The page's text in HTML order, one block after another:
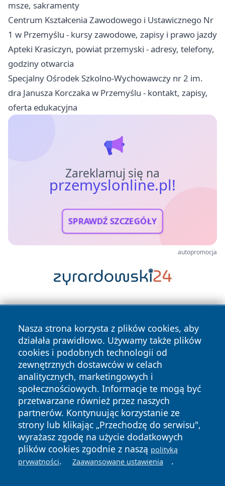
msze, sakramenty
Centrum Kształcenia Zawodowego i Ustawicznego Nr
1 w Przemyślu - kursy zawodowe, zapisy i prawo jazdy
Apteki Krasiczyn, powiat przemyski - adresy, telefony,
godziny otwarcia
Specjalny Ośrodek Szkolno-Wychowawczy nr 2 im.
dra Janusza Korczaka w Przemyślu - kontakt, zapisy,
oferta edukacyjna
Zareklamuj się na
przemyslonline.pl!
SPRAWDŹ SZCZEGÓŁY
autopromocja
Nasza strona korzysta z plików cookies, aby
działała prawidłowo. Używamy także plików
cookies i podobnych technologii od
zewnętrznych dostawców w celach
analitycznych, marketingowych i
społecznościowych. Informacje te mogą być
przetwarzane również przez naszych
partnerów. Kontynuując korzystanie ze
strony lub klikając „Przechodzę do serwisu",
wyrażasz zgodę na użycie dodatkowych
plików cookies zgodnie z naszą polityką
prywatności. Zaawansowane ustawienia .
Copyright © 2026 przemyslonline.pl Wszystkie prawa
zastrzeżone.
News Autorzy
Polityka
Prywatności
Polityka
Cookies